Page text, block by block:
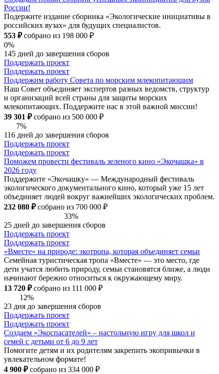
России!
Подержите издание сборника «Экологические инициативы в
российских вузах» для будущих специалистов.
553 ₽собрано из 198 000 ₽
0%
145 дней до завершения сборов
Поддержать проект
Поддержать проект
Поддержим работу Совета по морским млекопитающим
Наш Совет объединяет экспертов разных ведомств, структур
и организаций всей страны для защиты морских
млекопитающих. Поддержите нас в этой важной миссии!
39 301 ₽собрано из 500 000 ₽
7%
116 дней до завершения сборов
Поддержать проект
Поддержать проект
Поможем провести фестиваль зеленого кино «Экочашка» в
2026 году
Поддержите «Экочашку» — Международный фестиваль
экологического документального кино, который уже 15 лет
объединяет людей вокруг важнейших экологических проблем.
232 080 ₽собрано из 700 000 ₽
33%
25 дней до завершения сборов
Поддержать проект
Поддержать проект
«Вместе» на природе: экотропа, которая объединяет семьи
Семейная туристическая тропа «Вместе» — это место, где
дети учатся любить природу, семьи становятся ближе, а люди
начинают бережно относиться к окружающему миру.
13 720 ₽собрано из 111 000 ₽
12%
23 дня до завершения сборов
Поддержать проект
Поддержать проект
Создаем «Экоспасателей» – настольную игру для школ и
семей с детьми от 6 до 9 лет
Помогите детям и их родителям закрепить экопривычки в
увлекательном формате!
4 900 ₽собрано из 334 000 ₽